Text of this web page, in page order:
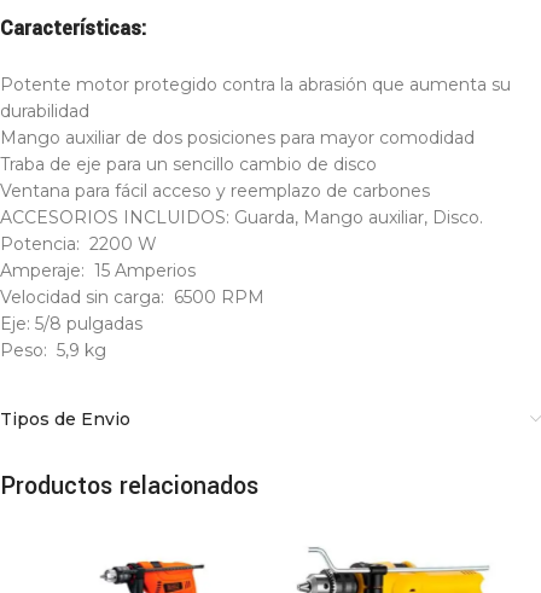
Características:
Potente motor protegido contra la abrasión que aumenta su
durabilidad
Mango auxiliar de dos posiciones para mayor comodidad
Traba de eje para un sencillo cambio de disco
Ventana para fácil acceso y reemplazo de carbones
ACCESORIOS INCLUIDOS: Guarda, Mango auxiliar, Disco.
Potencia: 2200 W
Amperaje: 15 Amperios
Velocidad sin carga: 6500 RPM
Eje: 5/8 pulgadas
Peso: 5,9 kg
Tipos de Envio
Productos relacionados